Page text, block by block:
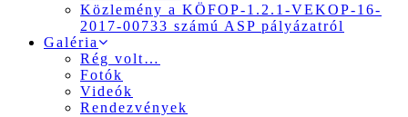
Közlemény a KÖFOP-1.2.1-VEKOP-16-
2017-00733 számú ASP pályázatról
Galéria
Rég volt…
Fotók
Videók
Rendezvények